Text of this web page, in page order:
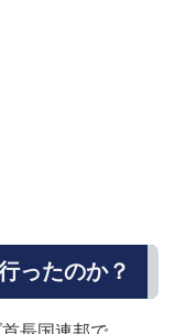
ったのか？